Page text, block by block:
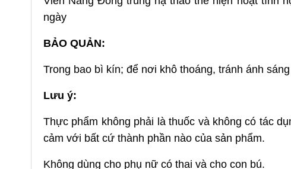
ngày
BẢO QUẢN:
Trong bao bì kín; để nơi khô thoáng, tránh ánh
Lưu ý:
Thực phẩm không phải là thuốc và không có tác
cảm với bất cứ thành phần nào của sản phẩm.
Không dùng cho phụ nữ có thai và cho con bú.